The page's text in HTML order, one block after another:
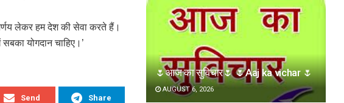
लेकर हम देश की सेवा करते हैं।
योगदान चाहिए।’
Send Share
🌷आज का सुविचार🌷 🌷Aaj ka vichar 🌷
AUGUST 6, 2026